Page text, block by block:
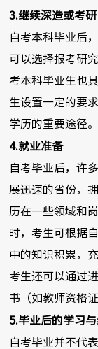
3.继续深造或考研
自考本科毕业后
可以选择报考研
考本科毕业生也
生设置一定的要
学历的重要途径。
4.就业准备
自考毕业后，许
展迅速的省份，
历在一些领域和
时，考生可根据
中的知识积累，
考生还可以通过
书（如教师资格
5.毕业后的学习
自考毕业并不代